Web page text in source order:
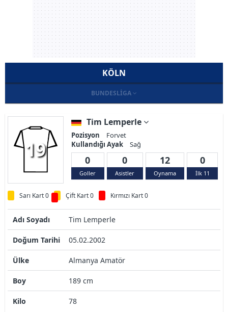
KÖLN
BUNDESLIGA
19
Tim Lemperle
Pozisyon
Forvet
Kullandığı Ayak
Sağ
0
Goller
0
Asistler
12
Oynama
0
İlk 11
Sarı Kart 0 Çift Kart 0 Kırmızı Kart 0
Adı Soyadı Tim Lemperle
Doğum Tarihi 05.02.2002
Ülke Almanya Amatör
Boy 189 cm
Kilo 78